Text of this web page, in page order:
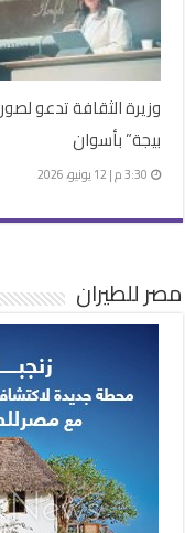
وزيرة الثقافة تدعو
بيجة” بأسوان
3:30 م | 12 يونيو، 2026
مصر للطيران